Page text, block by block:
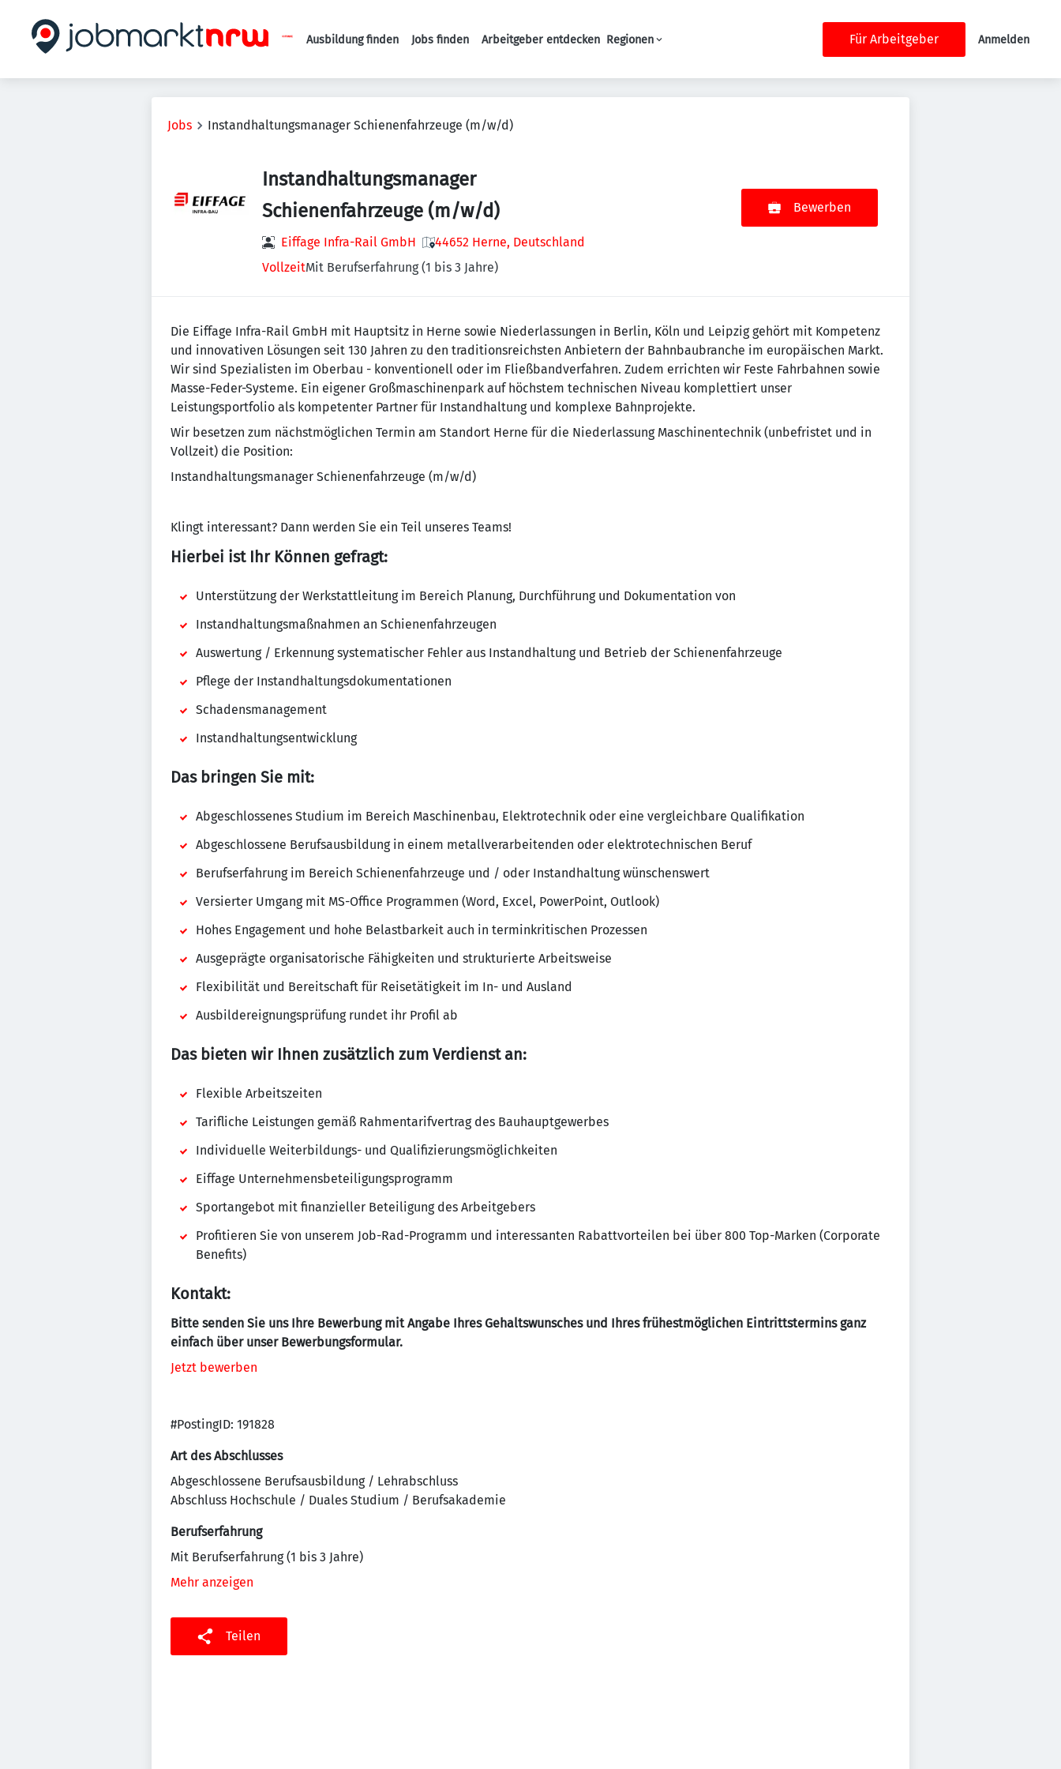
Haupt-Navigation
Ausbildung finden Jobs finden Arbeitgeber entdecken Regionen Für Arbeitgeber Anmelden
Jobs Instandhaltungsmanager Schienenfahrzeuge (m/w/d)
Instandhaltungsmanager
Schienenfahrzeuge (m/w/d)
Eiffage Infra-Rail GmbH
44652 Herne, Deutschland
VollzeitMit Berufserfahrung (1 bis 3 Jahre)
Bewerben
Die Eiffage Infra-Rail GmbH mit Hauptsitz in Herne sowie Niederlassungen in Berlin, Köln und Leipzig gehört mit Kompetenz
und innovativen Lösungen seit 130 Jahren zu den traditionsreichsten Anbietern der Bahnbaubranche im europäischen Markt.
Wir sind Spezialisten im Oberbau - konventionell oder im Fließbandverfahren. Zudem errichten wir Feste Fahrbahnen sowie
Masse-Feder-Systeme. Ein eigener Großmaschinenpark auf höchstem technischen Niveau komplettiert unser
Leistungsportfolio als kompetenter Partner für Instandhaltung und komplexe Bahnprojekte.
Wir besetzen zum nächstmöglichen Termin am Standort Herne für die Niederlassung Maschinentechnik (unbefristet und in
Vollzeit) die Position:
Instandhaltungsmanager Schienenfahrzeuge (m/w/d)
Klingt interessant? Dann werden Sie ein Teil unseres Teams!
Hierbei ist Ihr Können gefragt:
Unterstützung der Werkstattleitung im Bereich Planung, Durchführung und Dokumentation von
Instandhaltungsmaßnahmen an Schienenfahrzeugen
Auswertung / Erkennung systematischer Fehler aus Instandhaltung und Betrieb der Schienenfahrzeuge
Pflege der Instandhaltungsdokumentationen
Schadensmanagement
Instandhaltungsentwicklung
Das bringen Sie mit:
Abgeschlossenes Studium im Bereich Maschinenbau, Elektrotechnik oder eine vergleichbare Qualifikation
Abgeschlossene Berufsausbildung in einem metallverarbeitenden oder elektrotechnischen Beruf
Berufserfahrung im Bereich Schienenfahrzeuge und / oder Instandhaltung wünschenswert
Versierter Umgang mit MS-Office Programmen (Word, Excel, PowerPoint, Outlook)
Hohes Engagement und hohe Belastbarkeit auch in terminkritischen Prozessen
Ausgeprägte organisatorische Fähigkeiten und strukturierte Arbeitsweise
Flexibilität und Bereitschaft für Reisetätigkeit im In- und Ausland
Ausbildereignungsprüfung rundet ihr Profil ab
Das bieten wir Ihnen zusätzlich zum Verdienst an:
Flexible Arbeitszeiten
Tarifliche Leistungen gemäß Rahmentarifvertrag des Bauhauptgewerbes
Individuelle Weiterbildungs- und Qualifizierungsmöglichkeiten
Eiffage Unternehmensbeteiligungsprogramm
Sportangebot mit finanzieller Beteiligung des Arbeitgebers
Profitieren Sie von unserem Job-Rad-Programm und interessanten Rabattvorteilen bei über 800 Top-Marken (Corporate
Benefits)
Kontakt:
Bitte senden Sie uns Ihre Bewerbung mit Angabe Ihres Gehaltswunsches und Ihres frühestmöglichen Eintrittstermins ganz
einfach über unser Bewerbungsformular.
Jetzt bewerben
#PostingID: 191828
Art des Abschlusses
Abgeschlossene Berufsausbildung / Lehrabschluss
Abschluss Hochschule / Duales Studium / Berufsakademie
Berufserfahrung
Mit Berufserfahrung (1 bis 3 Jahre)
Mehr anzeigen
Teilen